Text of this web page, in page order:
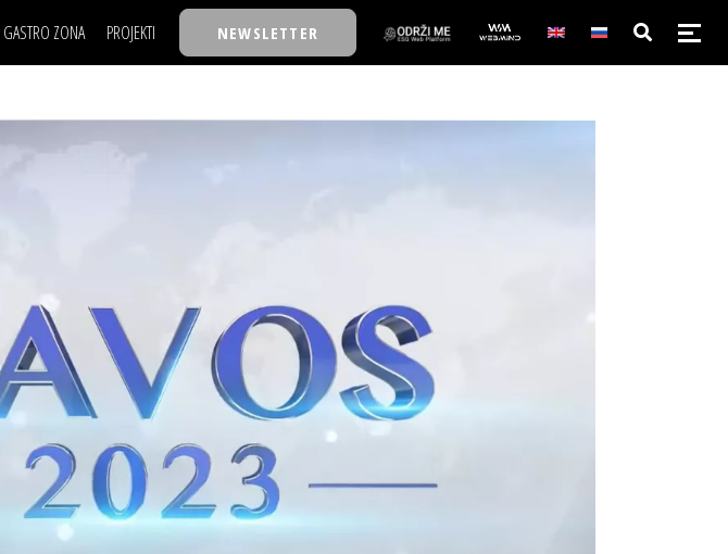
GASTRO ZONA PROJEKTI
BMW BIZNIS LIGA
BIZLIFE WEEK
IZJAVA GODINE
NEWSLETTER
NAJKOLEGA
30 ISPOD 30
BIZLIFE WEEK
IZJAVA GODINE